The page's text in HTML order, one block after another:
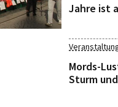
Jahre ist
Mords-
Sturm